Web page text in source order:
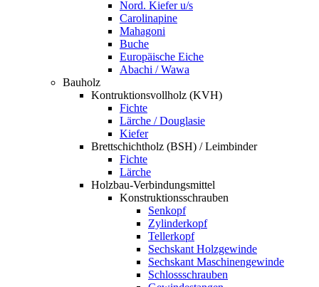
Nord. Kiefer u/s
Carolinapine
Mahagoni
Buche
Europäische Eiche
Abachi / Wawa
Bauholz
Kontruktionsvollholz (KVH)
Fichte
Lärche / Douglasie
Kiefer
Brettschichtholz (BSH) / Leimbinder
Fichte
Lärche
Holzbau-Verbindungsmittel
Konstruktionsschrauben
Senkopf
Zylinderkopf
Tellerkopf
Sechskant Holzgewinde
Sechskant Maschinengewinde
Schlossschrauben